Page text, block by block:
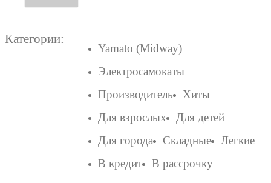
Категории:
Yamato (Midway)
Электросамокаты
Производитель
Хиты
Для взрослых
Для детей
Для города
Складные
Легкие
В кредит
В рассрочку